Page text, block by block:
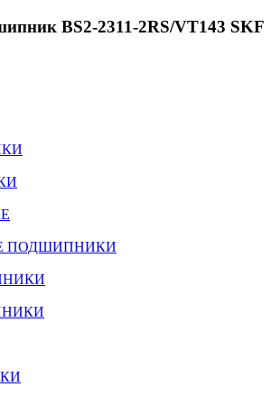
BS2-2311-2RS/VT143 SKF
ПОДШИПНИКИ